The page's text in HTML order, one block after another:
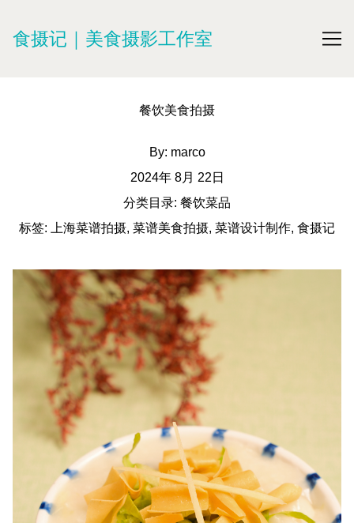
Content
食摄记｜美食摄影工作室
餐饮美食拍摄
By: marco
2024年 8月 22日
分类目录: 餐饮菜品
标签:
上海菜谱拍摄, 菜谱美食拍摄, 菜谱设计制作, 食摄记